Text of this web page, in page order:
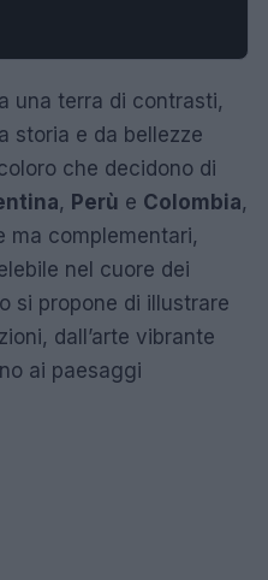
una terra di contrasti,
storia e da bellezze
che decidono di
, Perù e Colombia,
ma complementari,
nel cuore dei
si propone di illustrare
dall’arte vibrante
ai paesaggi